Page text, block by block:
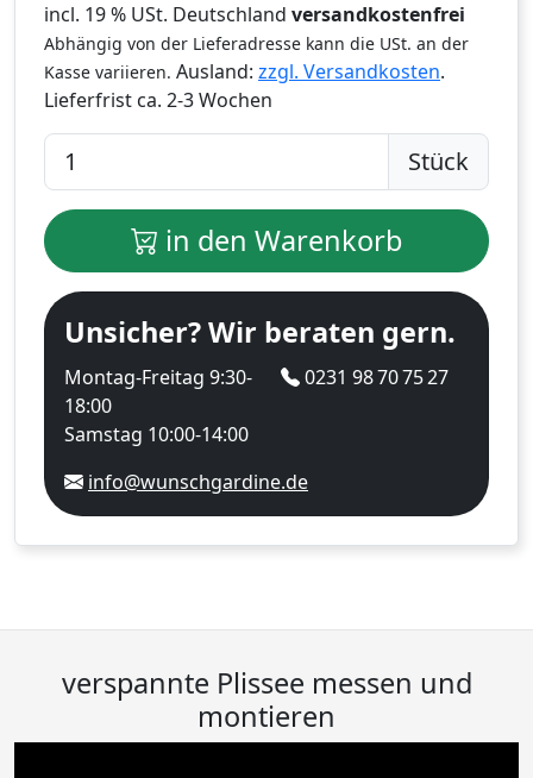
incl. 19 % USt. Deutschland versandkostenfrei
Abhängig von der Lieferadresse kann die USt. an der
Kasse variieren. Ausland: zzgl. Versandkosten.
Lieferfrist ca. 2-3 Wochen
Stück
in den Warenkorb
Unsicher? Wir beraten gern.
Montag-Freitag 9:30-
18:00
Samstag 10:00-14:00
0231 98 70 75 27
info@wunschgardine.de
verspannte Plissee messen und
montieren